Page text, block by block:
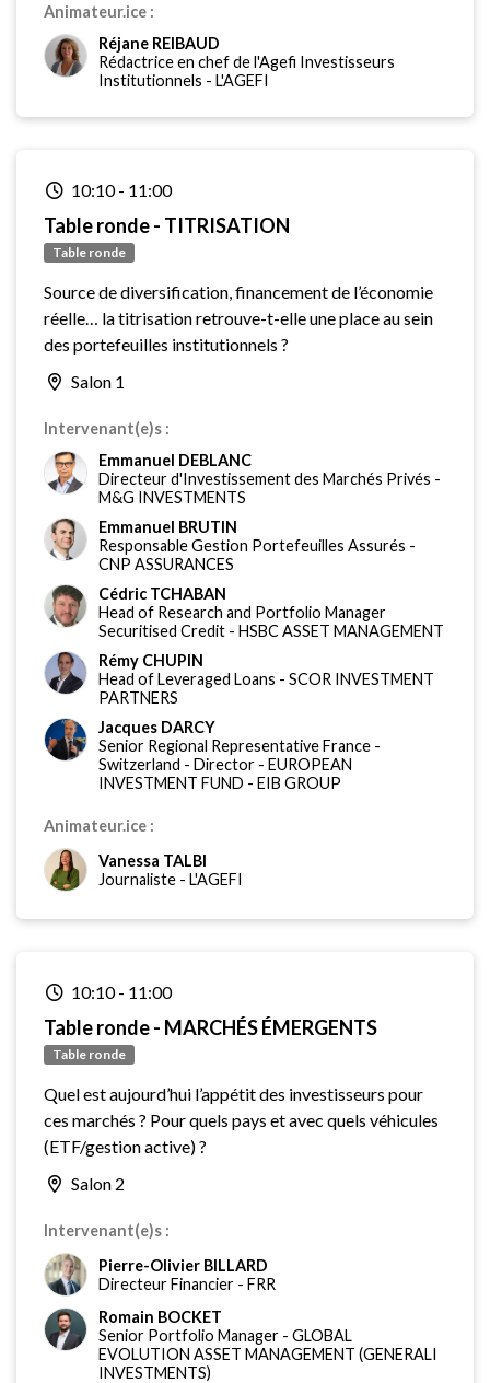
Animateur.ice :
Réjane REIBAUD
Rédactrice en chef de l'Agefi Investisseurs
Institutionnels - L'AGEFI
10:10- 11:00
Table ronde - TITRISATION
Table ronde
Source de diversification, financement de l’économie
réelle… la titrisation retrouve-t-elle une place au sein
des portefeuilles institutionnels ?
Salon 1
Intervenant(e)s :
Emmanuel DEBLANC
Directeur d'Investissement des Marchés Privés -
M&G INVESTMENTS
Emmanuel BRUTIN
Responsable Gestion Portefeuilles Assurés -
CNP ASSURANCES
Cédric TCHABAN
Head of Research and Portfolio Manager
Securitised Credit - HSBC ASSET MANAGEMENT
Rémy CHUPIN
Head of Leveraged Loans - SCOR INVESTMENT
PARTNERS
Jacques DARCY
Senior Regional Representative France -
Switzerland - Director - EUROPEAN
INVESTMENT FUND - EIB GROUP
Animateur.ice :
Vanessa TALBI
Journaliste - L'AGEFI
10:10- 11:00
Table ronde - MARCHÉS ÉMERGENTS
Table ronde
Quel est aujourd’hui l’appétit des investisseurs pour
ces marchés ? Pour quels pays et avec quels véhicules
(ETF/gestion active) ?
Salon 2
Intervenant(e)s :
Pierre-Olivier BILLARD
Directeur Financier - FRR
Romain BOCKET
Senior Portfolio Manager - GLOBAL
EVOLUTION ASSET MANAGEMENT (GENERALI
INVESTMENTS)